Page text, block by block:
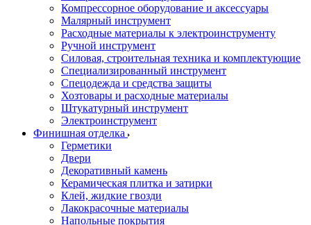
Компрессорное оборудование и аксессуары
Малярный инструмент
Расходные материалы к электроинструменту
Ручной инструмент
Силовая, строительная техника и комплектующие
Специализированный инструмент
Спецодежда и средства защиты
Хозтовары и расходные материалы
Штукатурный инструмент
Электроинструмент
Финишная отделка
Герметики
Двери
Декоративный камень
Керамическая плитка и затирки
Клей, жидкие гвозди
Лакокрасочные материалы
Напольные покрытия